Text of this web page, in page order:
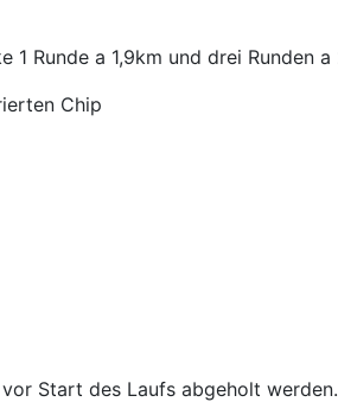
1 Runde a 1,9km und drei Runden a
Chip
Start des Laufs abgeholt werden.